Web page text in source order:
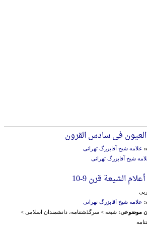
العیون فی سادس القرون
علامه شیخ آقابزرگ تهرانی
شیخ آقابزرگ تهرانی
الشیعة قرن 9-10
علامه شیخ آقابزرگ تهرانی
موضوعی: شیعه > سرگذشتنامه، دانشمندان اسلامی >